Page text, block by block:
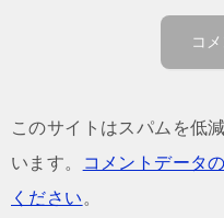
このサイトはスパムを低
います。
コメントデータ
ください 。